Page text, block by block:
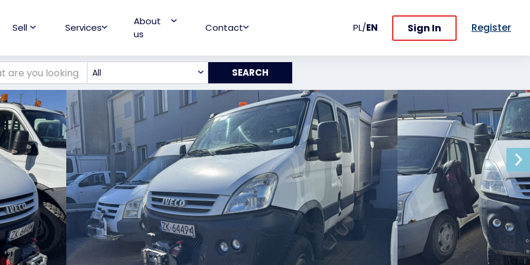
Sell Services
About
us
Contact PL/EN Sign In Register
All